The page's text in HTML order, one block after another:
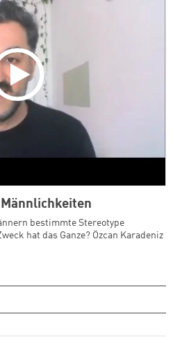
bestimmte Stereotype
hat das Ganze? Özcan Karadeniz